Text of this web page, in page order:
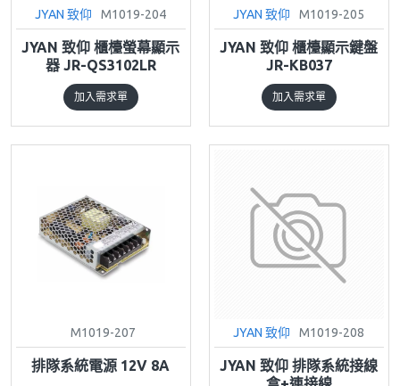
JYAN 致仰 M1019-204
JYAN 致仰 櫃檯螢幕顯示
器 JR-QS3102LR
加入需求單
JYAN 致仰 M1019-205
JYAN 致仰 櫃檯顯示鍵盤
JR-KB037
加入需求單
M1019-207
排隊系統電源 12V 8A
JYAN 致仰 M1019-208
JYAN 致仰 排隊系統接線